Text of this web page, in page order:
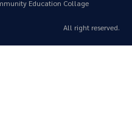
Education Collage
All right reserved.